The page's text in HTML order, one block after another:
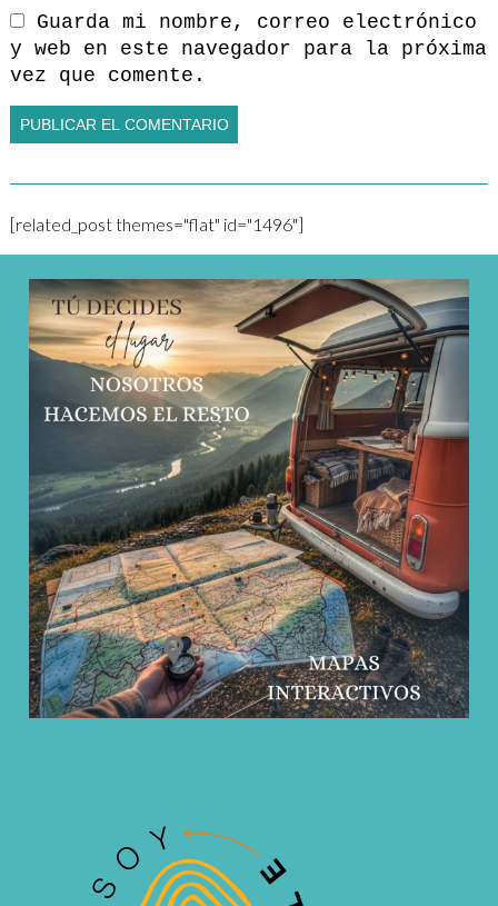
Guarda mi nombre, correo electrónico
y web en este navegador para la próxima
vez que comente.
[related_post themes="flat" id="1496"]